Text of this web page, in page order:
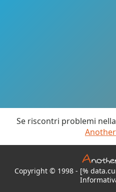
Se riscontri problemi
Copyright © 1998 - [%